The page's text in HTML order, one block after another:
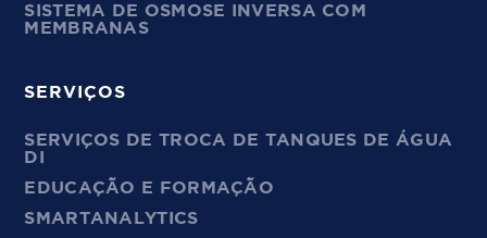
SISTEMA DE OSMOSE INVERSA COM
MEMBRANAS
SERVIÇOS
SERVIÇOS DE TROCA DE TANQUES DE ÁGUA
DI
EDUCAÇÃO E FORMAÇÃO
SMARTANALYTICS